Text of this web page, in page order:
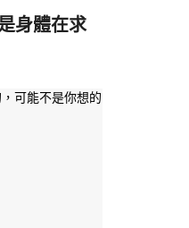
身體在求